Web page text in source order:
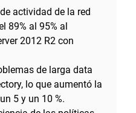
actividad de la red
89% al 95% al
2012 R2 con
de larga data
lo que aumentó la
5 y un 10 %.